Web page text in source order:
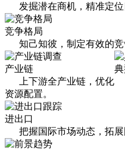
发掘潜在商机，精准定位
竞争格局
知己知彼，制定有效的竞
产业链
上下游全产业链，优化
资源配置。
进出口
把握国际市场动态，拓展